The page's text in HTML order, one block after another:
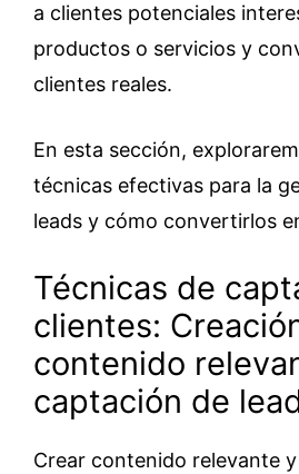
a clientes potenciales
productos o servicios y
clientes reales.
En esta sección,
técnicas efectivas para la
leads y cómo convertirlos
Técnicas de
clientes:
contenido
captación de
Crear contenido relevante